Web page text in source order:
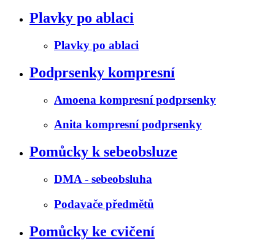
Plavky po ablaci
Plavky po ablaci
Podprsenky kompresní
Amoena kompresní podprsenky
Anita kompresní podprsenky
Pomůcky k sebeobsluze
DMA - sebeobsluha
Podavače předmětů
Pomůcky ke cvičení